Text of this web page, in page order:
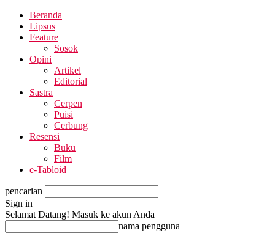
Beranda
Lipsus
Feature
Sosok
Opini
Artikel
Editorial
Sastra
Cerpen
Puisi
Cerbung
Resensi
Buku
Film
e-Tabloid
pencarian
Sign in
Selamat Datang! Masuk ke akun Anda
nama pengguna